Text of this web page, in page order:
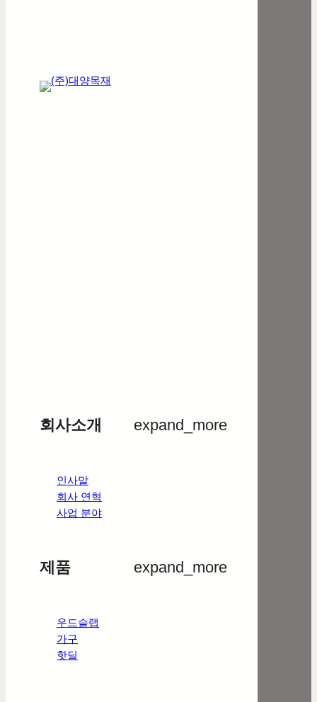
회사소개 expand_more
인사말
회사 연혁
사업 분야
제품 expand_more
우드슬랩
가구
핫딜